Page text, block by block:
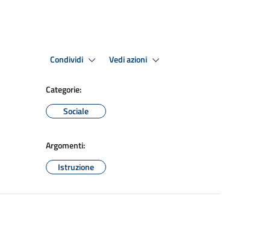
Condividi Vedi azioni
Categorie:
Sociale
Argomenti:
Istruzione